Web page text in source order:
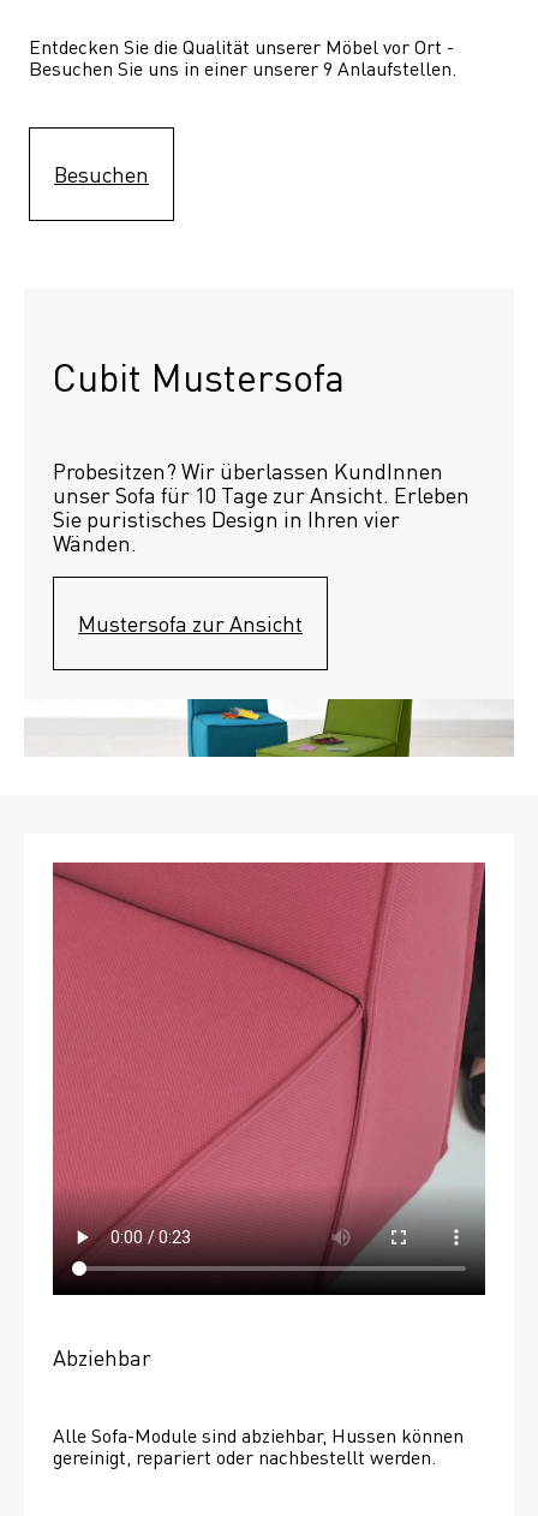
Entdecken Sie die Qualität unserer Möbel vor Ort -
Besuchen Sie uns in einer unserer 9 Anlaufstellen.
Besuchen
Cubit Mustersofa
Probesitzen? Wir überlassen KundInnen
unser Sofa für 10 Tage zur Ansicht. Erleben
Sie puristisches Design in Ihren vier
Wänden.
Mustersofa zur Ansicht
Abziehbar
Alle Sofa-Module sind abziehbar, Hussen können
gereinigt, repariert oder nachbestellt werden.